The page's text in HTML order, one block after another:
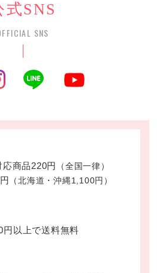
式SNS
SNS
応商品220円 （全国一律）
（北海道・沖縄1,100円）
円以上で送料無料